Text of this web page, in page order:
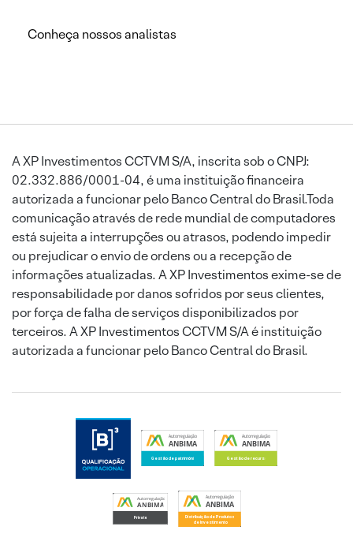
Conheça nossos analistas
A XP Investimentos CCTVM S/A, inscrita sob o CNPJ:
02.332.886/0001-04, é uma instituição financeira
autorizada a funcionar pelo Banco Central do Brasil.Toda
comunicação através de rede mundial de computadores
está sujeita a interrupções ou atrasos, podendo impedir
ou prejudicar o envio de ordens ou a recepção de
informações atualizadas. A XP Investimentos exime-se de
responsabilidade por danos sofridos por seus clientes,
por força de falha de serviços disponibilizados por
terceiros. A XP Investimentos CCTVM S/A é instituição
autorizada a funcionar pelo Banco Central do Brasil.